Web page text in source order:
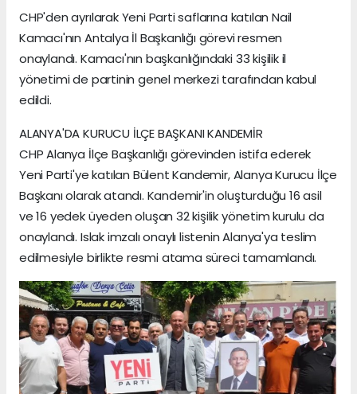
CHP'den ayrılarak Yeni Parti saflarına katılan Nail
Kamacı'nın Antalya İl Başkanlığı görevi resmen
onaylandı. Kamacı'nın başkanlığındaki 33 kişilik il
yönetimi de partinin genel merkezi tarafından kabul
edildi.
ALANYA'DA KURUCU İLÇE BAŞKANI KANDEMİR
CHP Alanya İlçe Başkanlığı görevinden istifa ederek
Yeni Parti'ye katılan Bülent Kandemir, Alanya Kurucu İlçe
Başkanı olarak atandı. Kandemir'in oluşturduğu 16 asil
ve 16 yedek üyeden oluşan 32 kişilik yönetim kurulu da
onaylandı. Islak imzalı onaylı listenin Alanya'ya teslim
edilmesiyle birlikte resmi atama süreci tamamlandı.